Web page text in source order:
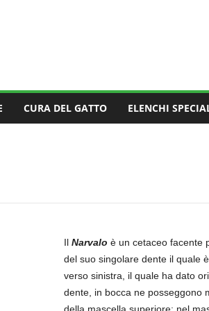
CURA DEL GATTO ELENCHI
Il Narvalo è un cetaceo facente
del suo singolare dente il quale
verso sinistra, il quale ha dato
dente, in bocca ne posseggono